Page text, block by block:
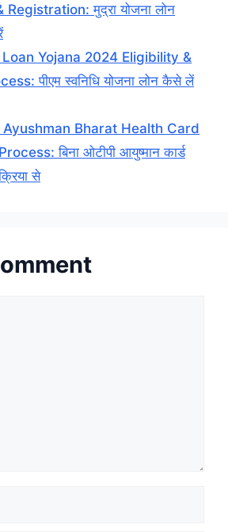
मुद्रा योजना लोन
Yojana 2024 Eligibility &
पीएम स्वनिधि योजना लोन कैसे लें
Ayushman Bharat Health Card
बिना ओटीपी आयुष्मान कार्ड
से